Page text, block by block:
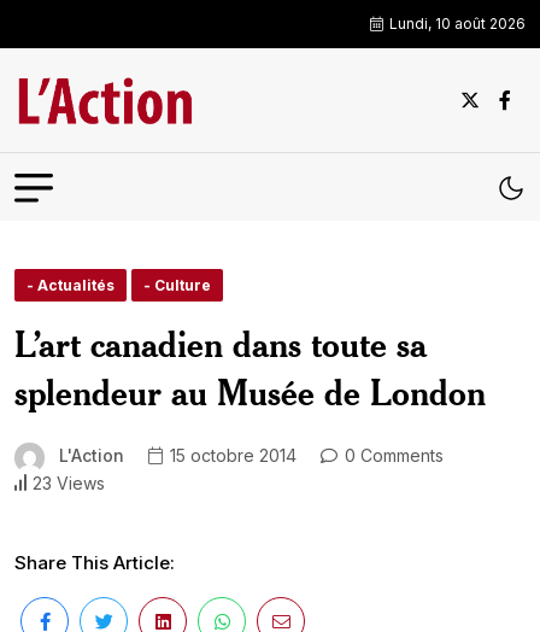
Lundi, 10 août 2026
- Actualités - Culture
L’art canadien dans toute sa
splendeur au Musée de London
L'Action 15 octobre 2014
0 Comments
23 Views
Share This Article: